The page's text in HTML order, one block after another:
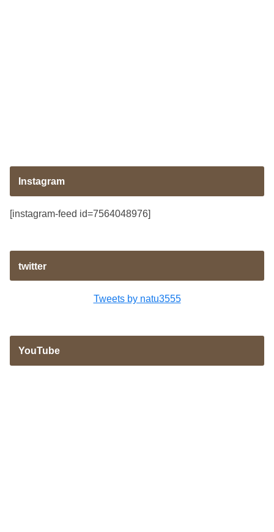
Instagram
[instagram-feed id=7564048976]
twitter
Tweets by natu3555
YouTube